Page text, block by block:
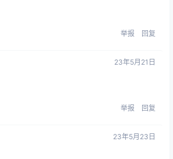
举报 回复
23年5月21日
举报 回复
23年5月23日